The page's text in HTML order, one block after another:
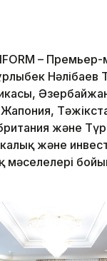
– Премьер-
Нәлібаев
және
және
мәселелері